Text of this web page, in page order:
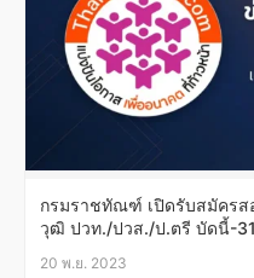
กรมราชทัณฑ์ เปิดรับสมัครส
วุฒิ ปวท./ปวส./ป.ตรี บัดนี้-
20 พ.ย. 2023